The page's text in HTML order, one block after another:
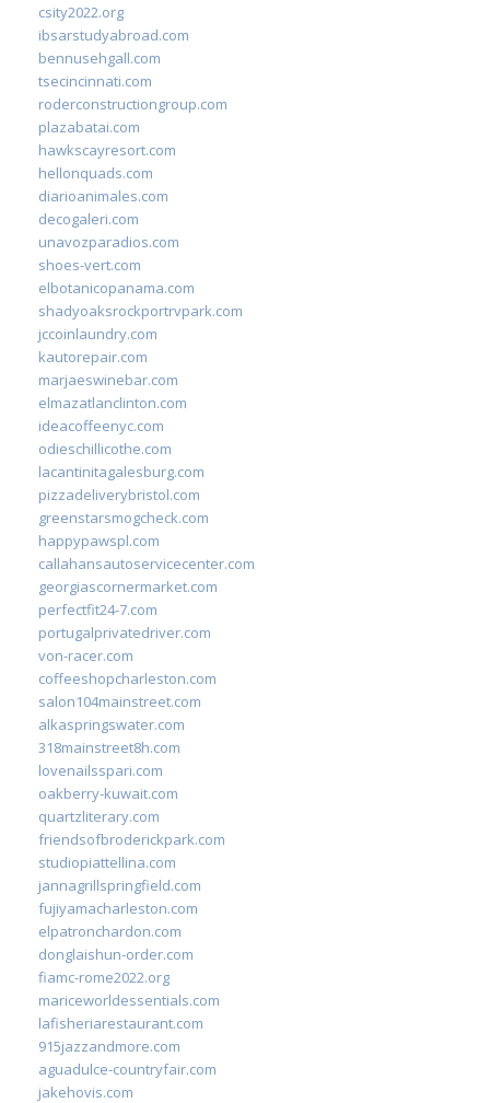
csity2022.org
ibsarstudyabroad.com
bennusehgall.com
tsecincinnati.com
roderconstructiongroup.com
plazabatai.com
hawkscayresort.com
hellonquads.com
diarioanimales.com
decogaleri.com
unavozparadios.com
shoes-vert.com
elbotanicopanama.com
shadyoaksrockportrvpark.com
jccoinlaundry.com
kautorepair.com
marjaeswinebar.com
elmazatlanclinton.com
ideacoffeenyc.com
odieschillicothe.com
lacantinitagalesburg.com
pizzadeliverybristol.com
greenstarsmogcheck.com
happypawspl.com
callahansautoservicecenter.com
georgiascornermarket.com
perfectfit24-7.com
portugalprivatedriver.com
von-racer.com
coffeeshopcharleston.com
salon104mainstreet.com
alkaspringswater.com
318mainstreet8h.com
lovenailsspari.com
oakberry-kuwait.com
quartzliterary.com
friendsofbroderickpark.com
studiopiattellina.com
jannagrillspringfield.com
fujiyamacharleston.com
elpatronchardon.com
donglaishun-order.com
fiamc-rome2022.org
mariceworldessentials.com
lafisheriarestaurant.com
915jazzandmore.com
aguadulce-countryfair.com
jakehovis.com